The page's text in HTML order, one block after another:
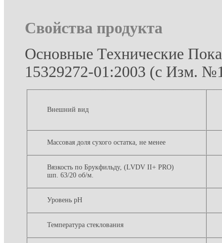
Свойства продукта
Основные Технические
15329272-01:2003 (с Изм.
Внешний вид
Массовая доля сухого остатка, не менее
Вязкость по Брукфильду, (LVDV II+ PRO)
шп. 63/20 об/м.
Уровень pH
Температура стеклования